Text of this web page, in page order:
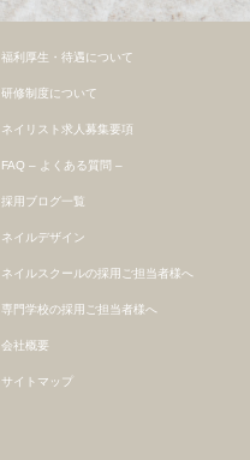
福利厚生・待遇について
研修制度について
ネイリスト求人募集要項
FAQ – よくある質問 –
採用ブログ一覧
ネイルデザイン
ネイルスクールの採用ご担当者様へ
専門学校の採用ご担当者様へ
会社概要
サイトマップ